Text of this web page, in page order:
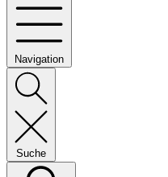
Navigation
Suche